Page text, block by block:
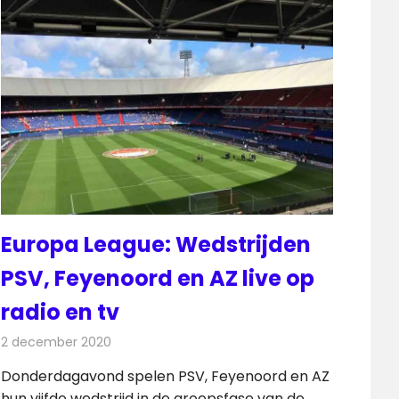
Europa League: Wedstrijden
PSV, Feyenoord en AZ live op
radio en tv
2 december 2020
Donderdagavond spelen PSV, Feyenoord en AZ